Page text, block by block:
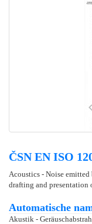
ČSN EN ISO
Acoustics - Noise
drafting and presentation
Automatische
Akustik -